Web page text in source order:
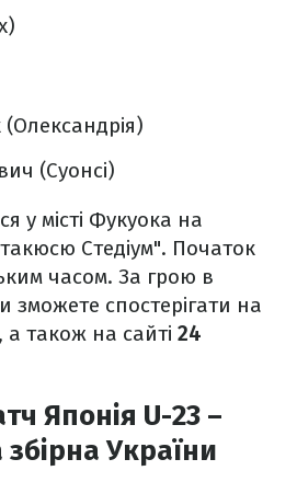
(Суонсі)
у місті Фукуока на
Стедіум". Початок
часом. За грою в
зможете спостерігати на
також на сайті 24
Японія U-23 –
збірна України